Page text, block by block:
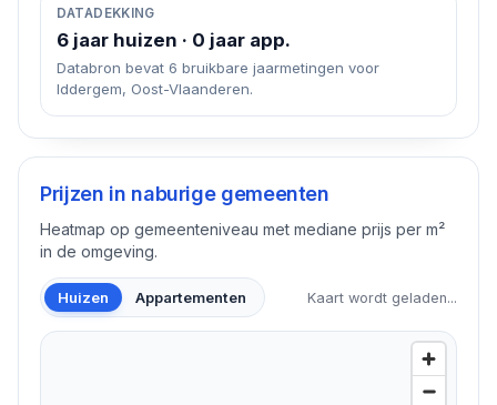
DATADEKKING
6 jaar huizen · 0 jaar app.
Databron bevat 6 bruikbare jaarmetingen voor
Iddergem, Oost-Vlaanderen.
Prijzen in naburige gemeenten
Heatmap op gemeenteniveau met mediane prijs per m²
in de omgeving.
Huizen Appartementen Kaart wordt geladen...